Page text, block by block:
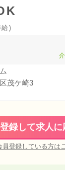
給)
茂ケ崎3
録して求人に
員登録している方は